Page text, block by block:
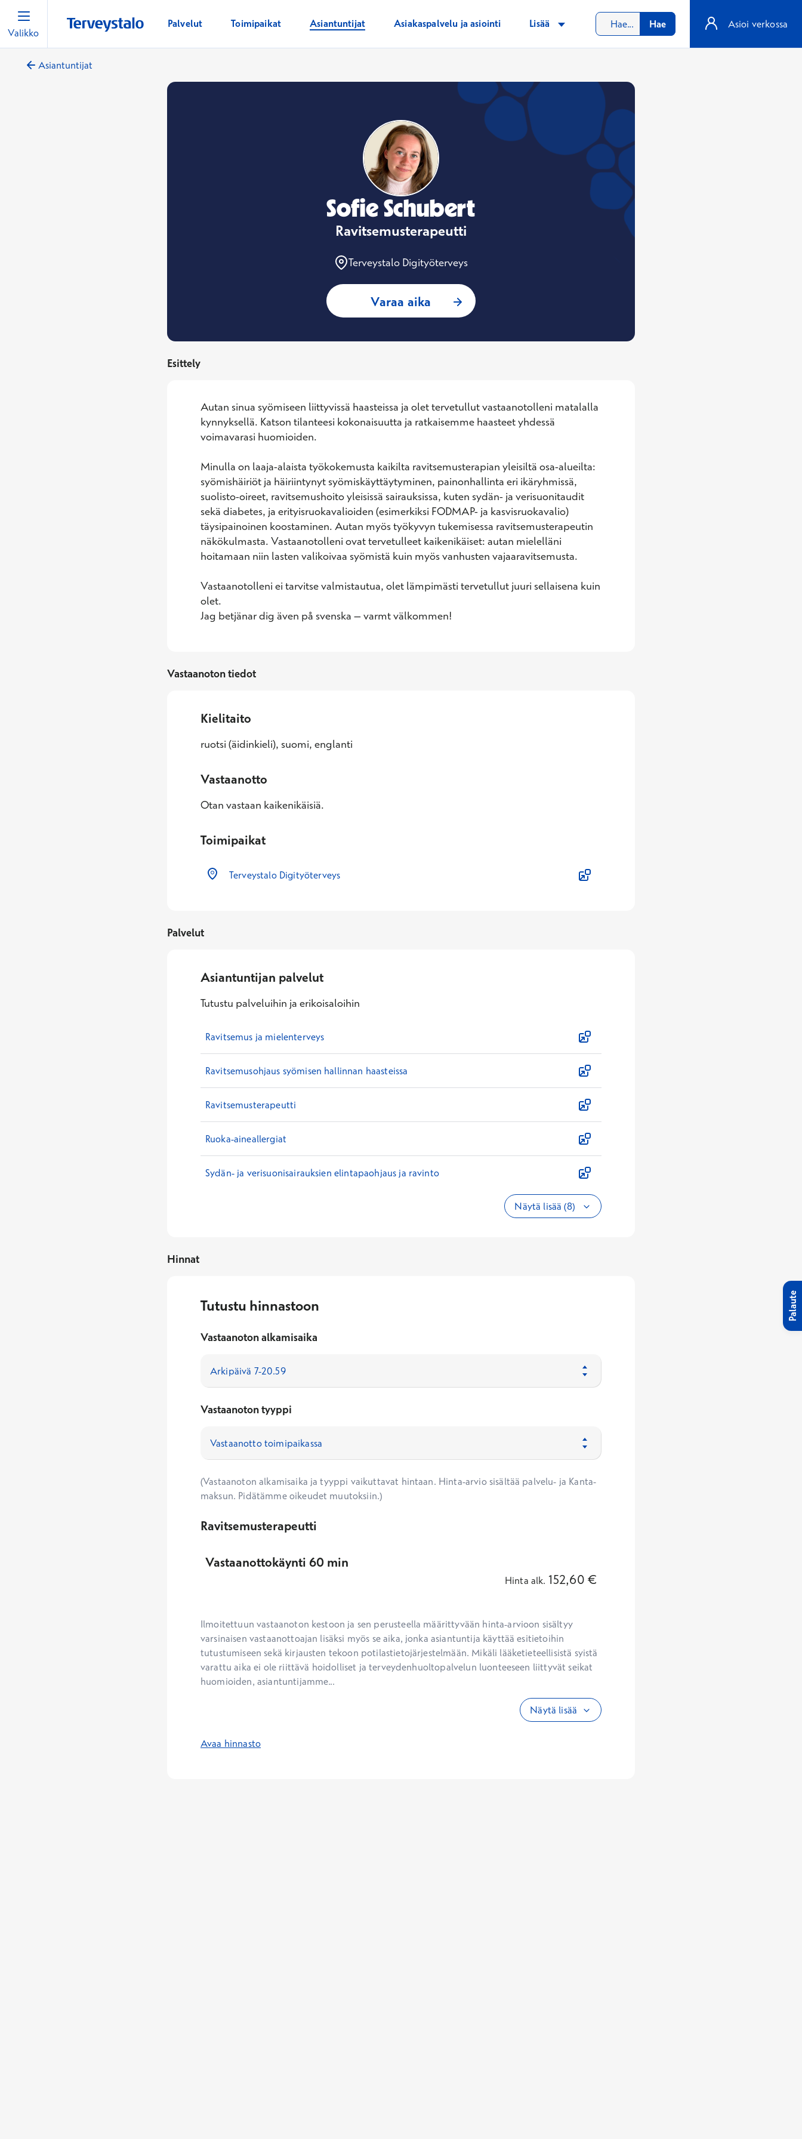
Valikko
Palvelut Toimipaikat Asiantuntijat Asiakaspalvelu ja asiointi Lisää Hae Asioi verkossa
Asiantuntijat
Sofie Schubert
Ravitsemusterapeutti
Terveystalo Digityöterveys
Varaa aika : Sofie Schubert, Ravitsemusterapeutti
Esittely
Autan sinua syömiseen liittyvissä haasteissa ja olet tervetullut vastaanotolleni matalalla
kynnyksellä. Katson tilanteesi kokonaisuutta ja ratkaisemme haasteet yhdessä
voimavarasi huomioiden.
Minulla on laaja-alaista työkokemusta kaikilta ravitsemusterapian yleisiltä osa-alueilta:
syömishäiriöt ja häiriintynyt syömiskäyttäytyminen, painonhallinta eri ikäryhmissä,
suolisto-oireet, ravitsemushoito yleisissä sairauksissa, kuten sydän- ja verisuonitaudit
sekä diabetes, ja erityisruokavalioiden (esimerkiksi FODMAP- ja kasvisruokavalio)
täysipainoinen koostaminen. Autan myös työkyvyn tukemisessa ravitsemusterapeutin
näkökulmasta. Vastaanotolleni ovat tervetulleet kaikenikäiset: autan mielelläni
hoitamaan niin lasten valikoivaa syömistä kuin myös vanhusten vajaaravitsemusta.
Vastaanotolleni ei tarvitse valmistautua, olet lämpimästi tervetullut juuri sellaisena kuin
olet.
Jag betjänar dig även på svenska – varmt välkommen!
Vastaanoton tiedot
Kielitaito
ruotsi (äidinkieli), suomi, englanti
Vastaanotto
Otan vastaan kaikenikäisiä.
Toimipaikat
Terveystalo Digityöterveys
Palvelut
Asiantuntijan palvelut
Tutustu palveluihin ja erikoisaloihin
Ravitsemus ja mielenterveys
Ravitsemusohjaus syömisen hallinnan haasteissa
Ravitsemusterapeutti
Ruoka-aineallergiat
Sydän- ja verisuonisairauksien elintapaohjaus ja ravinto
Näytä lisää (8)
Hinnat
Tutustu hinnastoon
Vastaanoton alkamisaika
Vastaanoton tyyppi
(Vastaanoton alkamisaika ja tyyppi vaikuttavat hintaan. Hinta-arvio sisältää palvelu- ja Kanta-
maksun. Pidätämme oikeudet muutoksiin.)
Ravitsemusterapeutti
Vastaanottokäynti 60 min
Hinta alk. 152,60 €
Ilmoitettuun vastaanoton kestoon ja sen perusteella määrittyvään hinta-arvioon sisältyy
varsinaisen vastaanottoajan lisäksi myös se aika, jonka asiantuntija käyttää esitietoihin
tutustumiseen sekä kirjausten tekoon potilastietojärjestelmään. Mikäli lääketieteellisistä syistä
varattu aika ei ole riittävä hoidolliset ja terveydenhuoltopalvelun luonteeseen liittyvät seikat
huomioiden, asiantuntijamme...
Näytä lisää
Avaa hinnasto
Palaute